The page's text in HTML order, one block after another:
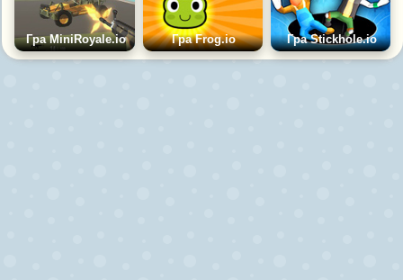
Гра MiniRoyale.io Гра Frog.io Гра Stickhole.io